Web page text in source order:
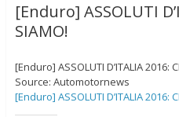
[Enduro] ASSOLUTI
SIAMO!
[Enduro] ASSOLUTI D’ITALIA 2016:
Source: Automotornews
[Enduro] ASSOLUTI D’ITALIA 2016: